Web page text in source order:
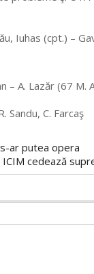
Iuhas (cpt.) –
– A. Lazăr (67 M.
Sandu, C. Farcaş
ar putea opera
ICIM cedează